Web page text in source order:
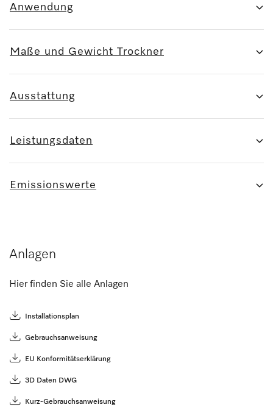
Anwendung
Maße und Gewicht Trockner
Ausstattung
Leistungsdaten
Emissionswerte
Anlagen
Hier finden Sie alle Anlagen
Installationsplan
Gebrauchsanweisung
EU Konformitätserklärung
3D Daten DWG
Kurz-Gebrauchsanweisung